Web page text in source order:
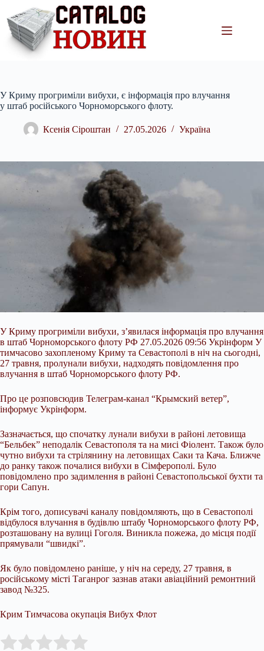
вмісту
У Криму прогриміли вибухи, є інформація про влучання
у штаб російського Чорноморського флоту.
Ксенія Сіроштан 27.05.2026 Україна
У Криму прогриміли вибухи, з’явилася інформація про влучання
в штаб Чорноморського флоту РФ 27.05.2026 09:56 Укрінформ У
тимчасово захопленому Криму та Севастополі в ніч на сьогодні,
27 травня, пролунали вибухи, надходять повідомлення про
влучання в штаб Чорноморського флоту РФ.
Про це розповсюдив Телеграм-канал “Крымский ветер”,
інформує Укрінформ.
Зазначається, що спочатку лунали вибухи в районі летовища
“Бельбек” неподалік Севастополя та на мисі Фіолент. Також було
чутно вибухи та стрілянину на летовищах Саки та Кача. Ближче
до ранку також почалися вибухи в Сімферополі. Було
повідомлено про задимлення в районі Севастопольської бухти та
гори Сапун.
Крім того, дописувачі каналу повідомляють, що в Севастополі
відбулося влучання в будівлю штабу Чорноморського флоту РФ,
розташовану на вулиці Гоголя. Виникла пожежа, до місця події
прямували “швидкі”.
Як було повідомлено раніше, у ніч на середу, 27 травня, в
російському місті Таганрог зазнав атаки авіаційний ремонтний
завод №325.
Крим Тимчасова окупація Вибух Флот
Rate this item: